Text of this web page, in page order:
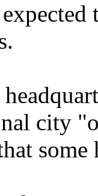
city
some